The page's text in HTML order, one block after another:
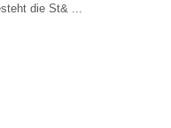
die St& ...